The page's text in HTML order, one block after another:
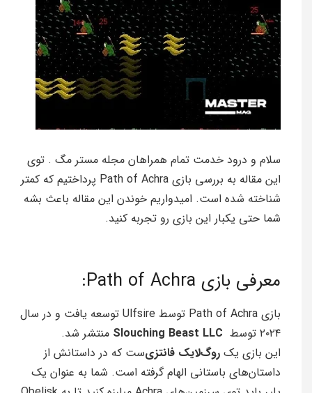
سلام و درود خدمت تمام همراهان مجله مستر مگ . توی
این مقاله به بررسی بازی Path of Achra پرداختیم که کمتر
شناخته شده است. امیدواریم خوندن این مقاله باعث بشه
شما حتی یکبار این بازی رو تجربه کنید.
معرفی بازی Path of Achra:
بازی Path of Achra توسط Ulfsire توسعه یافت و در سال
٢٠٢۴ توسط
Slouching Beast LLC منتشر شد.
این بازی یک روگ‌لایک فانتزی‌ست که در داستانش از
داستان‌های باستانی الهام گرفته است. شما به عنوان یک